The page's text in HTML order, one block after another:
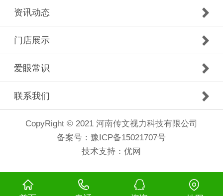
资讯动态
门店展示
爱眼常识
联系我们
CopyRight © 2021 河南传文视力科技有限公司
备案号：豫ICP备15021707号
技术支持：优网